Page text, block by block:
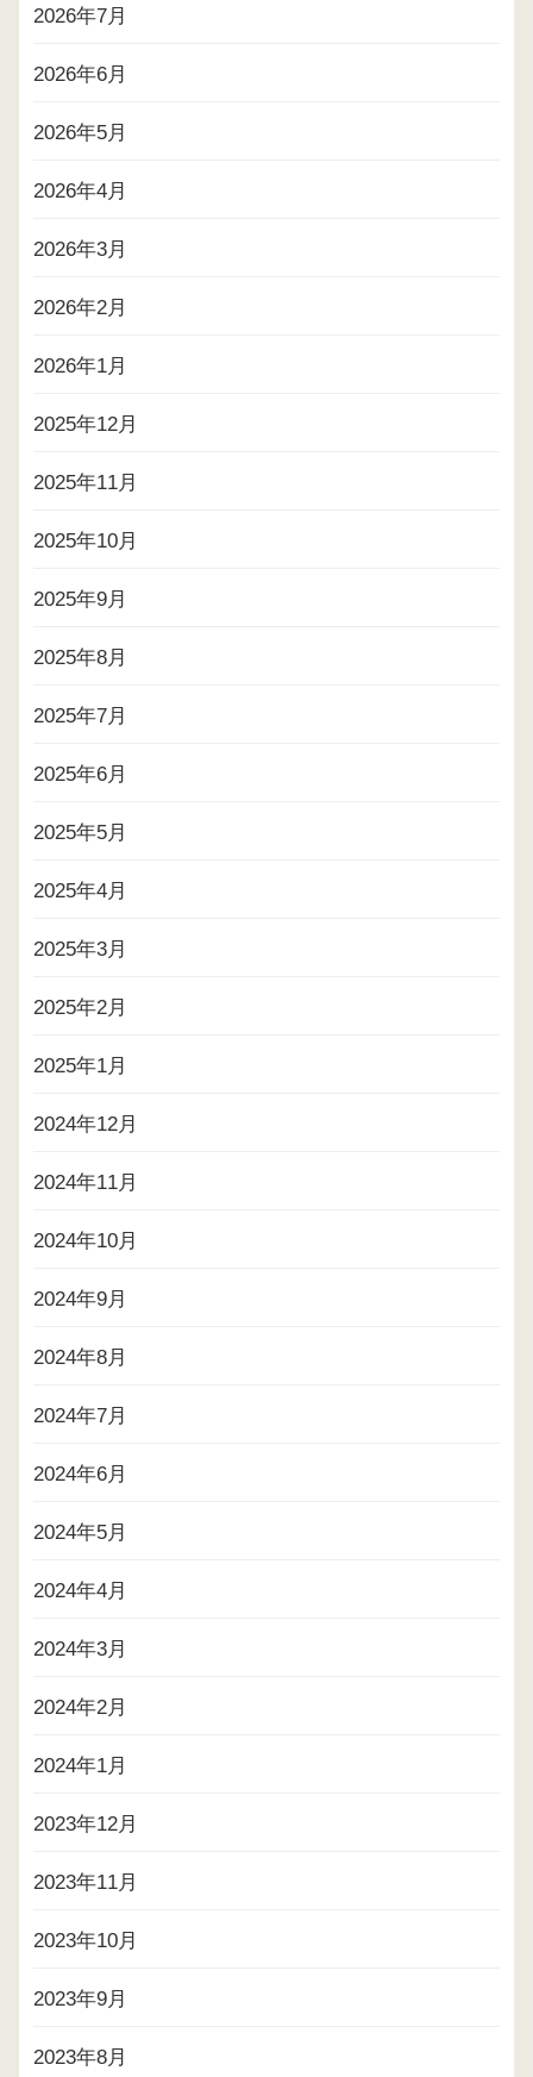
2026年7月
2026年6月
2026年5月
2026年4月
2026年3月
2026年2月
2026年1月
2025年12月
2025年11月
2025年10月
2025年9月
2025年8月
2025年7月
2025年6月
2025年5月
2025年4月
2025年3月
2025年2月
2025年1月
2024年12月
2024年11月
2024年10月
2024年9月
2024年8月
2024年7月
2024年6月
2024年5月
2024年4月
2024年3月
2024年2月
2024年1月
2023年12月
2023年11月
2023年10月
2023年9月
2023年8月